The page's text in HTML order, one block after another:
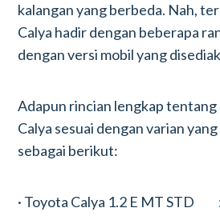
kalangan yang berbeda. Nah,
Calya hadir dengan beberapa
dengan versi mobil yang
Adapun rincian lengkap
Calya sesuai dengan varian
sebagai berikut:
· Toyota Calya 1.2 E MT STD